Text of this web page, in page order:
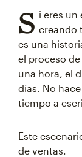
S i eres un
creando
es una
el proceso
una hora, el
días. No
tiempo a
Este
de ventas.